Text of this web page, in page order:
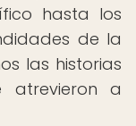
hasta los
de la
las historias
atrevieron a